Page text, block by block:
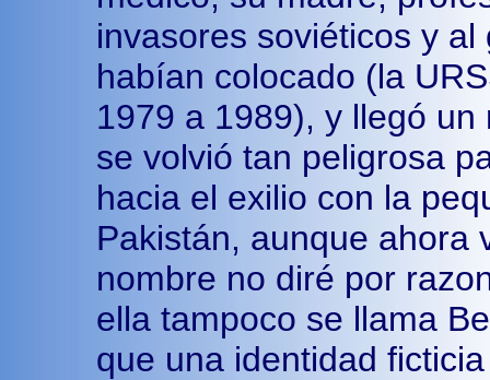
invasores soviéticos y
habían colocado (la
1979 a 1989), y llegó
se volvió tan peligrosa
hacia el exilio con la
Pakistán, aunque ahora
nombre no diré por
ella tampoco se llama
que una identidad